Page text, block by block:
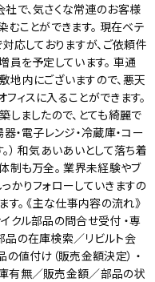
で、気さくな常連のお客様
むことができます。 現在ベテ
応しておりますが、ご依頼件
員を予定しています。 車通
内にございますので、悪天
ィスに入ることができます。
しましたので、とても綺麗で
器・電子レンジ・冷蔵庫・コー
） 和気あいあいとして落ち着
制も万全。 業界未経験やブ
かりフォローしていきますの
す。 《主な仕事内容の流れ》
クル部品の問合せ受付 ・専
品の在庫検索／リビルト会
値付け（販売金額決定） ・
有無／販売金額／部品の状